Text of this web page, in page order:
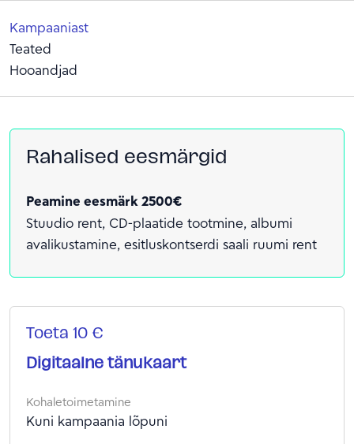
Kampaaniast
Teated
Hooandjad
Rahalised eesmärgid
Peamine eesmärk 2500€
Stuudio rent, CD-plaatide tootmine, albumi
avalikustamine, esitluskontserdi saali ruumi rent
Toeta 10 €
Digitaalne tänukaart
Kohaletoimetamine
Kuni kampaania lõpuni